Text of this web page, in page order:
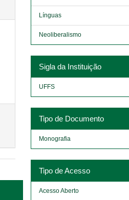
Línguas
Neoliberalismo
Sigla da Instituição
UFFS
Tipo de Documento
Monografia
Tipo de Acesso
Acesso Aberto